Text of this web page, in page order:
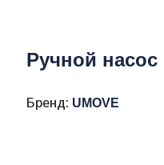
Ручной насос
Бренд: UMOVE